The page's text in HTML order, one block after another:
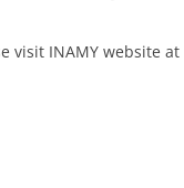
visit INAMY website at